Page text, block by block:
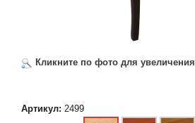
Кликните по фото для увеличения
Артикул: 2499